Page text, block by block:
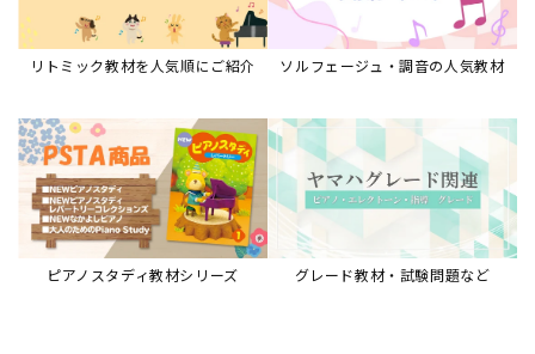
リトミック教材を人気順にご紹介 ソルフェージュ・調音の人気教材
ピアノスタディ教材シリーズ グレード教材・試験問題など